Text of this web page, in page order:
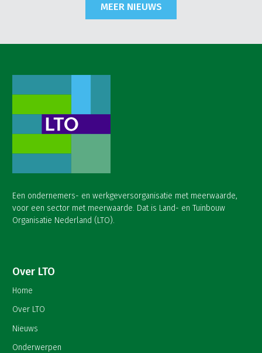
MEER NIEUWS
Een ondernemers- en werkgeversorganisatie met meerwaarde,
voor een sector met meerwaarde. Dat is Land- en Tuinbouw
Organisatie Nederland (LTO).
Over LTO
Home
Over LTO
Nieuws
Onderwerpen